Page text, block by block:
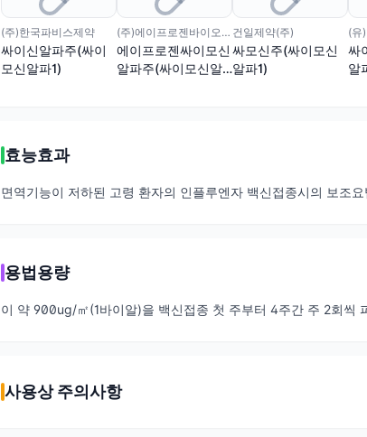
(주)한국파비스제약
싸이신알파주(싸이
모신알파1)
(주)에이프로젠바이오로직스
에이프로젠싸이모신
알파주(싸이모신알
건일제약(주)
싸모신주(싸이모신
알파1)
(유
싸
알
효능효과
면역기능이 저하된 고령 환자의 인플루엔자 백신접종시의 보조요
용법용량
이 약 900ug/㎡(1바이알)을 백신접종 첫 주부터 4주간 주 2회씩
사용상 주의사항